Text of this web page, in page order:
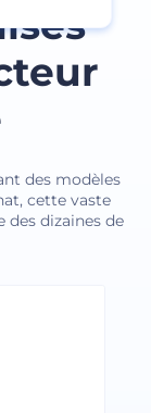
des modèles
cette vaste
des dizaines de